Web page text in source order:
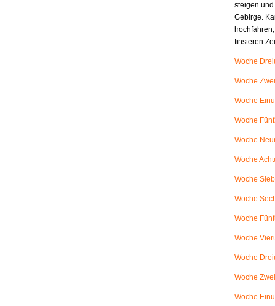
steigen
Gebirge.
finsteren
Woche
Woche
Woche
Woche
Woche
Woche
Woche
Woche
Woche
Woche
Woche
Woche
Woche